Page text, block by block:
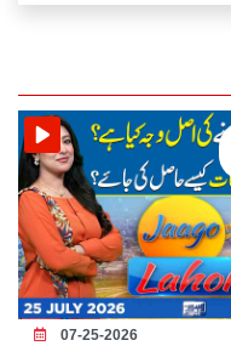
07-25-2026